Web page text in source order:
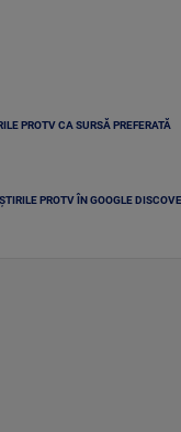
PROTV CA SURSĂ PREFERATĂ
PROTV ÎN GOOGLE